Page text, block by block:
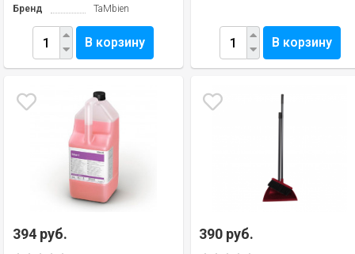
Бренд
TaMbien
В корзину В корзину
394 руб. 390 руб.